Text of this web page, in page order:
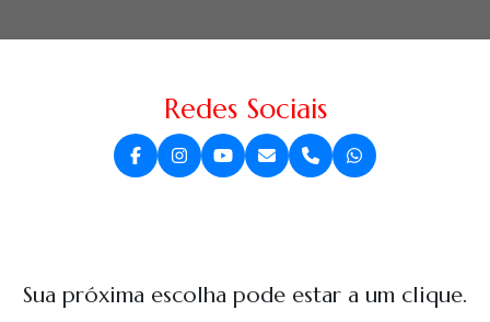
Redes Sociais
Sua próxima escolha pode estar a um clique.